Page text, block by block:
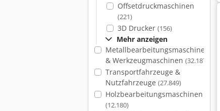
Offsetdruckmaschinen
(221)
3D Drucker (156)
Mehr anzeigen
Metallbearbeitungsmaschinen
& Werkzeugmaschinen (32.187)
Transportfahrzeuge &
Nutzfahrzeuge (27.849)
Holzbearbeitungsmaschinen
(12.180)